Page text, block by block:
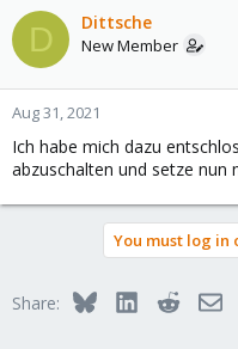
D Dittsche
New Member
Aug 31, 2021
Ich habe mich dazu
abzuschalten und setze nun
You must log
Share: BlueskyLinkedInReddit